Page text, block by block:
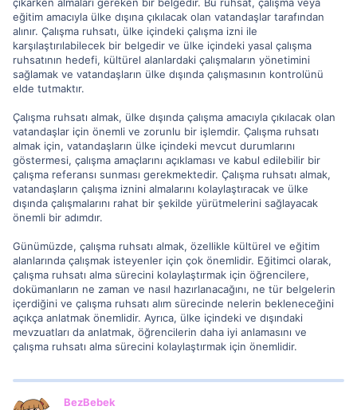
eğitim amacıyla ülke dışına çıkılacak olan vatandaşlar tarafından
alınır. Çalışma ruhsatı, ülke içindeki çalışma izni ile
karşılaştırılabilecek bir belgedir ve ülke içindeki yasal çalışma
ruhsatının hedefi, kültürel alanlardaki çalışmaların yönetimini
sağlamak ve vatandaşların ülke dışında çalışmasının kontrolünü
elde tutmaktır.
Çalışma ruhsatı almak, ülke dışında çalışma amacıyla çıkılacak olan
vatandaşlar için önemli ve zorunlu bir işlemdir. Çalışma ruhsatı
almak için, vatandaşların ülke içindeki mevcut durumlarını
göstermesi, çalışma amaçlarını açıklaması ve kabul edilebilir bir
çalışma referansı sunması gerekmektedir. Çalışma ruhsatı almak,
vatandaşların çalışma iznini almalarını kolaylaştıracak ve ülke
dışında çalışmalarını rahat bir şekilde yürütmelerini sağlayacak
önemli bir adımdır.
Günümüzde, çalışma ruhsatı almak, özellikle kültürel ve eğitim
alanlarında çalışmak isteyenler için çok önemlidir. Eğitimci olarak,
çalışma ruhsatı alma sürecini kolaylaştırmak için öğrencilere,
dokümanların ne zaman ve nasıl hazırlanacağını, ne tür belgelerin
içerdiğini ve çalışma ruhsatı alım sürecinde nelerin bekleneceğini
açıkça anlatmak önemlidir. Ayrıca, ülke içindeki ve dışındaki
mevzuatları da anlatmak, öğrencilerin daha iyi anlamasını ve
çalışma ruhsatı alma sürecini kolaylaştırmak için önemlidir.
BezBebek